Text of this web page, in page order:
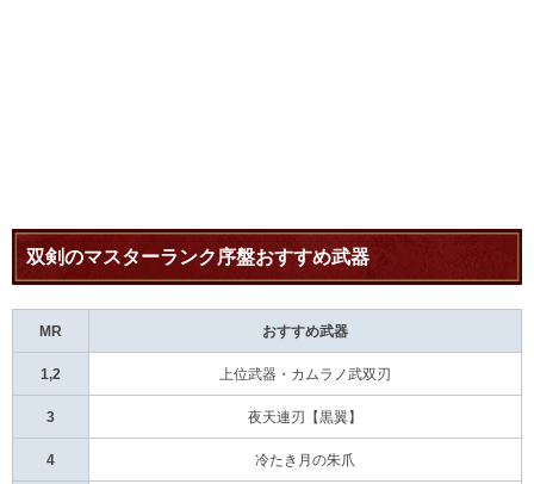
双剣のマスターランク序盤おすすめ武器
MR おすすめ武器
1,2 上位武器・カムラノ武双刃
3 夜天連刃【黒翼】
4 冷たき月の朱爪